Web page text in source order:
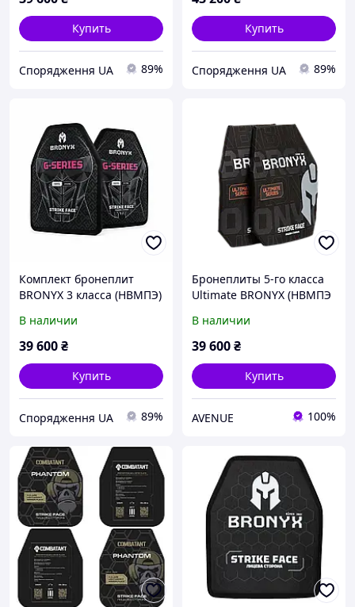
Купить
Спорядження UA 89%
Купить
Спорядження UA 89%
Комплект бронеплит
BRONYX 3 класса (НВМПЭ)
кг)
В наличии
39 600₴
Купить
Спорядження UA 89%
Бронеплиты 5-го класса
Ultimate BRONYX (НВМПЭ
В наличии
39 600₴
Купить
AVENUE 100%